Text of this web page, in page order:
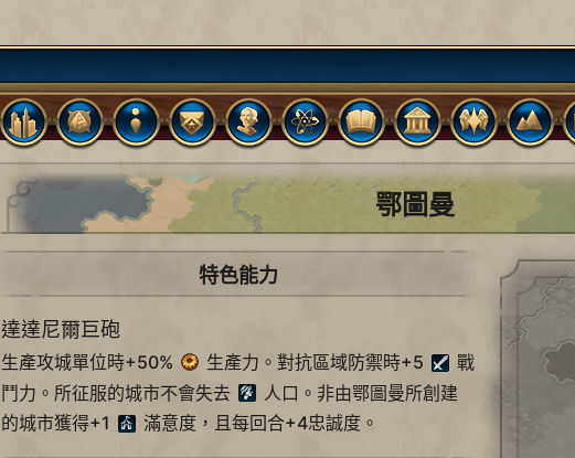
鄂圖曼
特色能力
達達尼爾巨砲
生產攻城單位時+50% 生產力。對抗區域防禦時+5
戰
鬥力。所征服的城市不會失去
人口。非由鄂圖曼所創建
的城市獲得+1
滿意度，且每回合+4忠誠度。